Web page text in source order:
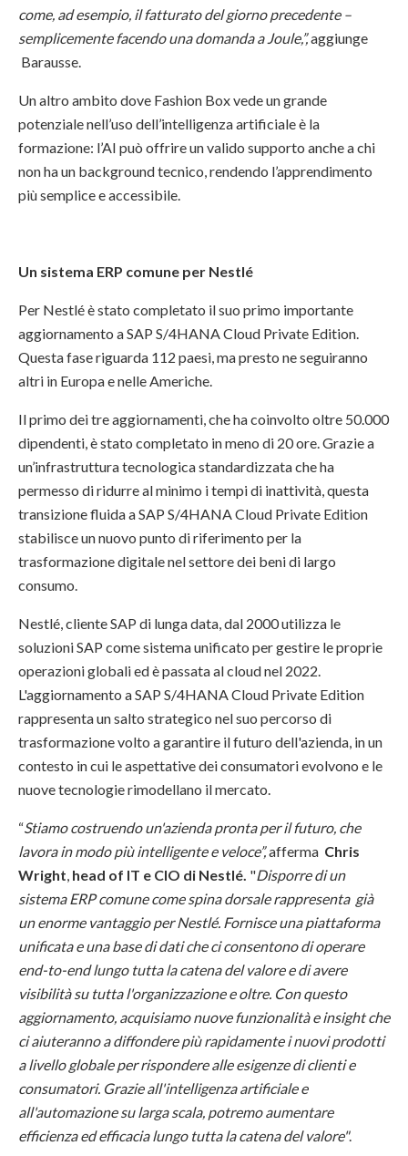
come, ad esempio, il fatturato del giorno precedente –
semplicemente facendo una domanda a Joule,”,aggiunge
Barausse.
Un altro ambito dove Fashion Box vede un grande
potenziale nell’uso dell’intelligenza artificiale è la
formazione: l’AI può offrire un valido supporto anche a chi
non ha un background tecnico, rendendo l’apprendimento
più semplice e accessibile.
Un sistema ERP comune per Nestlé
Per Nestlé è stato completato il suo primo importante
aggiornamento a SAP S/4HANA Cloud Private Edition.
Questa fase riguarda 112 paesi, ma presto ne seguiranno
altri in Europa e nelle Americhe.
Il primo dei tre aggiornamenti, che ha coinvolto oltre 50.000
dipendenti, è stato completato in meno di 20 ore. Grazie a
un’infrastruttura tecnologica standardizzata che ha
permesso di ridurre al minimo i tempi di inattività, questa
transizione fluida a SAP S/4HANA Cloud Private Edition
stabilisce un nuovo punto di riferimento per la
trasformazione digitale nel settore dei beni di largo
consumo.
Nestlé, cliente SAP di lunga data, dal 2000 utilizza le
soluzioni SAP come sistema unificato per gestire le proprie
operazioni globali ed è passata al cloud nel 2022.
L'aggiornamento a SAP S/4HANA Cloud Private Edition
rappresenta un salto strategico nel suo percorso di
trasformazione volto a garantire il futuro dell'azienda, in un
contesto in cui le aspettative dei consumatori evolvono e le
nuove tecnologie rimodellano il mercato.
“Stiamo costruendo un'azienda pronta per il futuro, che
lavora in modo più intelligente e veloce”,afferma Chris
Wright, head of IT e CIO di Nestlé. "Disporre di un
sistema ERP comune come spina dorsale rappresenta già
un enorme vantaggio per Nestlé. Fornisce una piattaforma
unificata e una base di dati che ci consentono di operare
end-to-end lungo tutta la catena del valore e di avere
visibilità su tutta l'organizzazione e oltre. Con questo
aggiornamento, acquisiamo nuove funzionalità e insight che
ci aiuteranno a diffondere più rapidamente i nuovi prodotti
a livello globale per rispondere alle esigenze di clienti e
consumatori. Grazie all'intelligenza artificiale e
all'automazione su larga scala, potremo aumentare
efficienza ed efficacia lungo tutta la catena del valore".